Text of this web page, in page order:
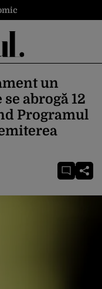
un
abrogă 12
Programul